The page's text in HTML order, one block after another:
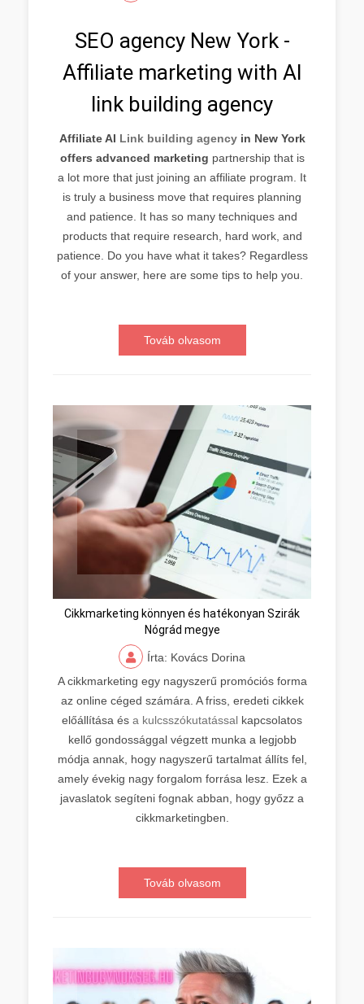
SEO agency New York -
Affiliate marketing with AI
link building agency
Affiliate AI Link building agencyin New York
offers advanced marketing partnership that is
a lot more that just joining an affiliate program. It
is truly a business move that requires planning
and patience. It has so many techniques and
products that require research, hard work, and
patience. Do you have what it takes? Regardless
of your answer, here are some tips to help you.
Továb olvasom
Cikkmarketing könnyen és hatékonyan Szirák
Nógrád megye
Írta: Kovács Dorina
A cikkmarketing egy nagyszerű promóciós forma
az online céged számára. A friss, eredeti cikkek
előállítása és a kulcsszókutatással kapcsolatos
kellő gondossággal végzett munka a legjobb
módja annak, hogy nagyszerű tartalmat állíts fel,
amely évekig nagy forgalom forrása lesz. Ezek a
javaslatok segíteni fognak abban, hogy győzz a
cikkmarketingben.
Továb olvasom